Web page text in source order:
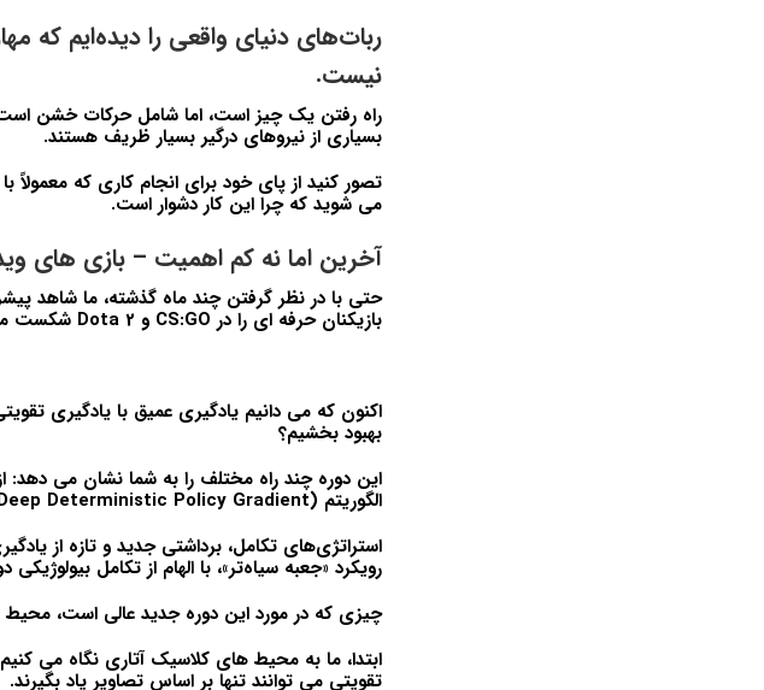
ربات‌های دنیای واقعی را دیده‌ایم که
نیست.
راه رفتن یک چیز است، اما شامل حرکات خشن
بسیاری از نیروهای درگیر بسیار ظریف هستند.
تصور کنید از پای خود برای انجام کاری که
می شوید که چرا این کار دشوار است.
آخرین اما نه کم اهمیت – بازی های
حتی با در نظر گرفتن چند ماه گذشته، ما شاهد
بازیکنان حرفه ای را در CS:GO و Dota 2 شکست می دهد.
اکنون که می دانیم یادگیری عمیق با یادگیری
بهبود بخشیم؟
الگوریتم DDPG (Deep Deterministic Policy Gradient) و استراتژی های تکامل.
استراتژی‌های تکامل، برداشتی جدید و تازه از
رویکرد «جعبه سیاه‌تر»، با الهام از تکامل بیولوژیکی
چیزی که در مورد این دوره جدید عالی است، محیط
ابتدا، ما به محیط های کلاسیک آتاری نگاه می
تقویتی می توانند تنها بر اساس تصاویر یاد بگیرند.